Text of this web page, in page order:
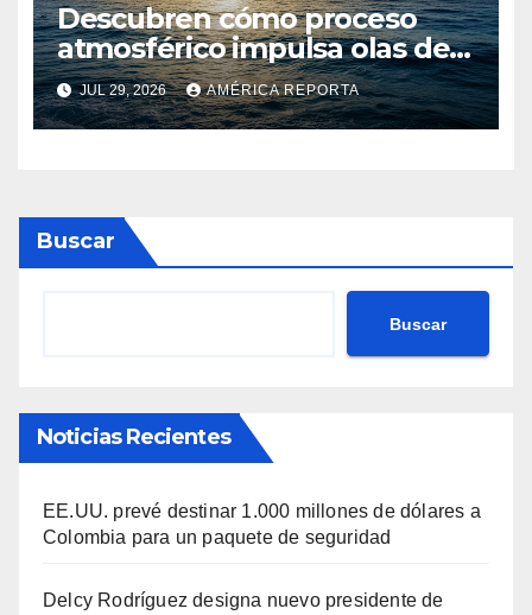
Descubren cómo proceso
atmosférico impulsa olas de
calor marinas extremas
JUL 29, 2026 AMÉRICA REPORTA
Buscar
Buscar
Noticias Recientes
EE.UU. prevé destinar 1.000 millones de dólares a
Colombia para un paquete de seguridad
Delcy Rodríguez designa nuevo presidente de